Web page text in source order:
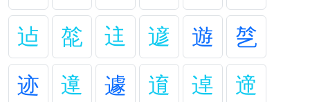
迠
旕 迬 遃 遊
乻
迹
遧 遽 逳 逴
遆